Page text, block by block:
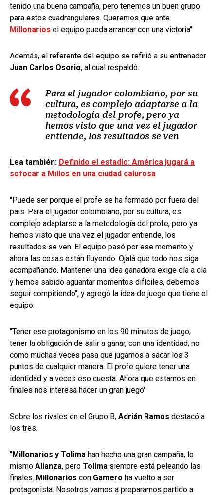
tenido una buena campaña, pero tenemos un buen grupo
para estos cuadrangulares. Queremos que ante
Millonarios el equipo pueda arrancar con una victoria"
Además, el referente del equipo se refirió a su entrenador
Juan Carlos Osorio, al cual respaldó.
Para el jugador colombiano, por su
cultura, es complejo adaptarse a la
metodología del profe, pero ya
hemos visto que una vez el jugador
entiende, los resultados se ven
Lea también: Definido el estadio: América jugará a
sofocar a Millos en una ciudad calurosa
"Puede ser porque el profe se ha formado por fuera del
país. Para el jugador colombiano, por su cultura, es
complejo adaptarse a la metodología del profe, pero ya
hemos visto que una vez el jugador entiende, los
resultados se ven. El equipo pasó por ese momento y
ahora las cosas están fluyendo. Ojalá que todo nos siga
acompañando. Mantener una idea ganadora exige día a día
y hemos sabido aguantar momentos difíciles, debemos
seguir compitiendo", y agregó la idea de juego que tiene el
equipo.
"Tener ese protagonismo en los 90 minutos de juego,
tener la obligación de salir a ganar, con una identidad, no
como muchas veces pasa que jugamos a sacar los 3
puntos de cualquier manera. El profe quiere tener una
identidad y a veces eso cuesta. Ahora que estamos en
finales nos interesa hacer un gran juego"
Sobre los rivales en el Grupo B, Adrián Ramos destacó a
los tres.
"Millonarios y Tolima han hecho una gran campaña, lo
mismo Alianza, pero Tolima siempre está peleando las
finales. Millonarios con Gamero ha vuelto a ser
protagonista. Nosotros vamos a prepararnos partido a